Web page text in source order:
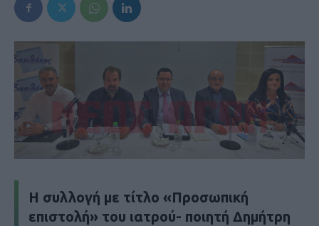
Η συλλογή με τίτλο «Προσωπική
επιστολή» του ιατρού- ποιητή Δημήτρη